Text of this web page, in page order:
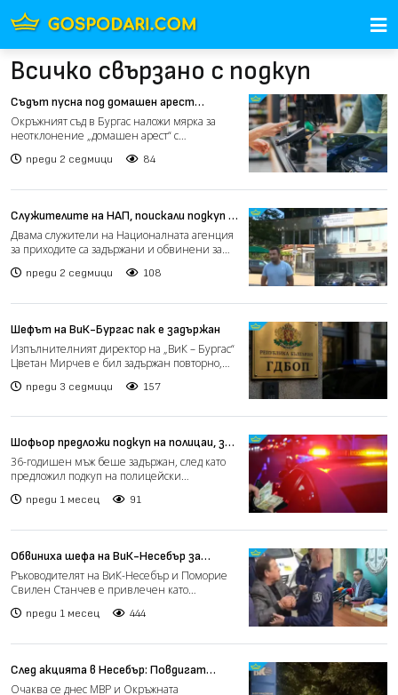
Всичко свързано с подкуп
Съдът пусна под домашен арест
обвинените за подкуп служители на НАП
Окръжният съд в Бургас наложи мярка за
неотклонение „домашен арест“ с
преди 2 седмици 84
Служителите на НАП, поискали подкуп в
Черноморец, вече са с повдигнати
обвинения (видео)
Двама служители на Националната агенция
за приходите са задържани и обвинени за
преди 2 седмици 108
Шефът на ВиК-Бургас пак е задържан
Изпълнителният директор на „ВиК – Бургас“
Цветан Мирчев е бил задържан повторно,
преди 3 седмици 157
Шофьор предложи подкуп на полицаи, за
да избегне проверка на АМ „Тракия“
36-годишен мъж беше задържан, след като
предложил подкуп на полицейски
преди 1 месец 91
Обвиниха шефа на ВиК-Несебър за
поискан подкуп, откриха още 33 000
евро в дома му (видео)
Ръководителят на ВиК-Несебър и Поморие
Свилен Станчев е привлечен като
преди 1 месец 444
След акцията в Несебър: Повдигат
обвинения на задържаните шефове от
Очаква се днес МВР и Окръжната